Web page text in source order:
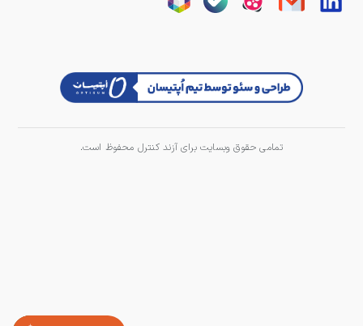
تمامی حقوق وبسایت برای آزند کنترل محفوظ است.